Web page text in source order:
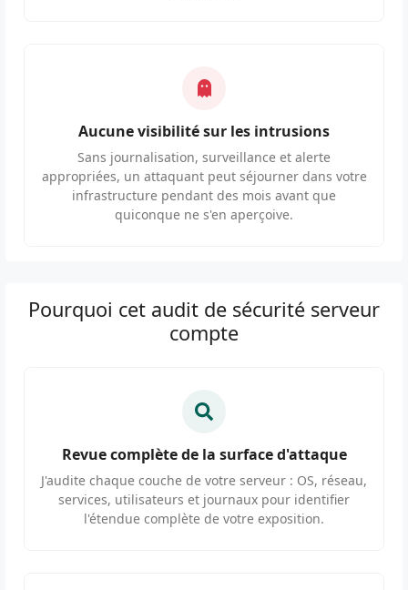
Aucune visibilité sur les intrusions
Sans journalisation, surveillance et alerte
appropriées, un attaquant peut séjourner dans votre
infrastructure pendant des mois avant que
quiconque ne s'en aperçoive.
Pourquoi cet audit de sécurité serveur
compte
Revue complète de la surface d'attaque
J'audite chaque couche de votre serveur : OS, réseau,
services, utilisateurs et journaux pour identifier
l'étendue complète de votre exposition.